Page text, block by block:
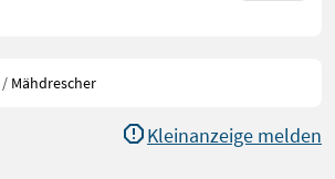
/ Mähdrescher
Kleinanzeige melden